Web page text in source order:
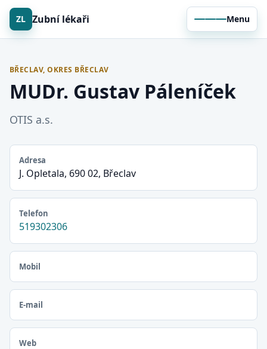
ZL Zubní lékaři Menu
BŘECLAV, OKRES BŘECLAV
MUDr. Gustav Páleníček
OTIS a.s.
Adresa
J. Opletala, 690 02, Břeclav
Telefon
519302306
Mobil
E-mail
Web